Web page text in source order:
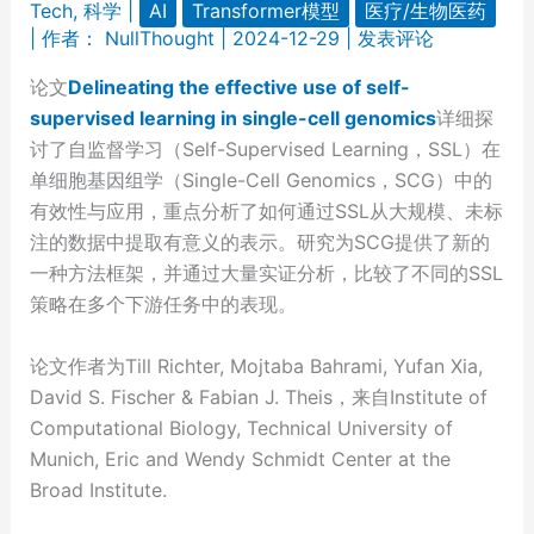
Tech, 科学 AI Transformer模型
医疗/生物医药
| 作者：
NullThought 2024-12-29 发表评论
论文Delineating the effective use of self-
supervised learning in single-cell genomics详细探
讨了自监督学习（Self-Supervised Learning，SSL）在
单细胞基因组学（Single-Cell Genomics，SCG）中的
有效性与应用，重点分析了如何通过SSL从大规模、未标
注的数据中提取有意义的表示。研究为SCG提供了新的
一种方法框架，并通过大量实证分析，比较了不同的SSL
策略在多个下游任务中的表现。
论文作者为Till Richter, Mojtaba Bahrami, Yufan Xia,
David S. Fischer & Fabian J. Theis，来自Institute of
Computational Biology, Technical University of
Munich, Eric and Wendy Schmidt Center at the
Broad Institute.